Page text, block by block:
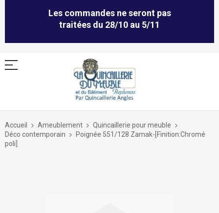
Les commandes ne seront pas
traitées du 28/10 au 5/11
Allez
contenu
Accueil Ameublement
Quincaillerie pour meuble
Déco contemporain
Poignée 551/128 Zamak-[Finition:Chromé
poli]